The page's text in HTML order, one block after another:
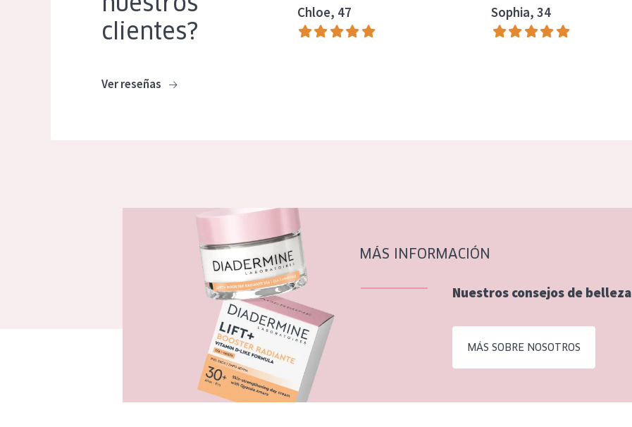
clientes?
Ver reseñas
Chloe, 47 Sophia, 34
MÁS INFORMACIÓN
Nuestros consejos de belleza
MÁS SOBRE NOSOTROS